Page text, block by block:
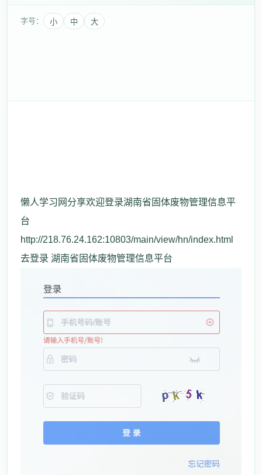
字号： 小 中 大
懒人学习网分享欢迎登录湖南省固体废物管理信息平
台
http://218.76.24.162:10803/main/view/hn/index.html
去登录 湖南省固体废物管理信息平台